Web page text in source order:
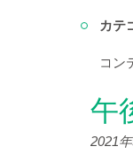
カテ
コン
午
2021